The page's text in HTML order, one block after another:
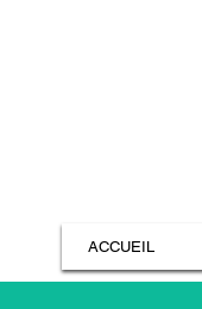
ACCUEIL